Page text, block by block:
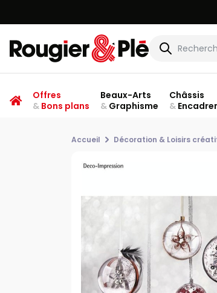
Offres
&Bons plans
Beaux-Arts
&Graphisme
Châssis
&
Accueil Décoration & Loisirs